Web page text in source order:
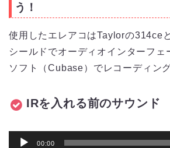
う！
使用したエレアコはTaylorの314ce
シールドでオーディオインターフェ
ソフト（Cubase）でレコーディン
IRを入れる前のサウンド
00:00